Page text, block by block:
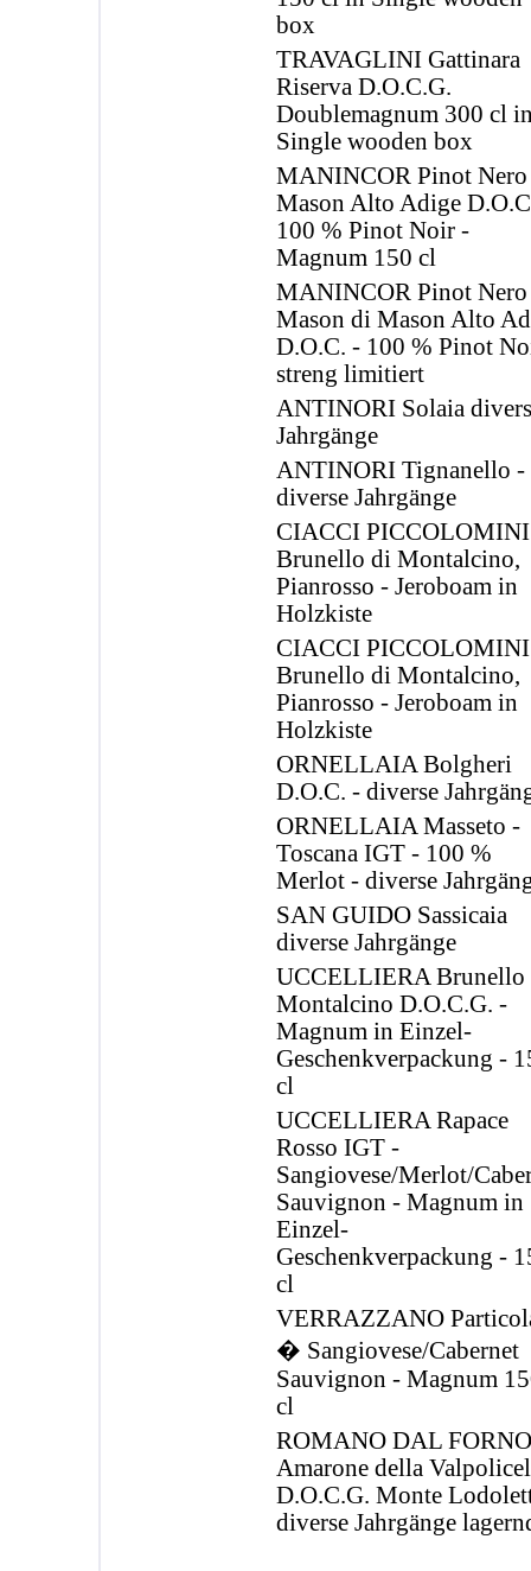
box
TRAVAGLINI Gattinara
Riserva D.O.C.G.
Doublemagnum 300 cl
Single wooden box
MANINCOR Pinot Nero
Mason Alto Adige
100 % Pinot Noir -
Magnum 150 cl
MANINCOR Pinot Nero
Mason di Mason Alto
D.O.C. - 100 % Pinot
streng limitiert
ANTINORI Solaia
Jahrgänge
ANTINORI Tignanello -
diverse Jahrgänge
CIACCI PICCOLOMINI
Brunello di Montalcino,
Pianrosso - Jeroboam in
Holzkiste
CIACCI PICCOLOMINI
Brunello di Montalcino,
Pianrosso - Jeroboam in
Holzkiste
ORNELLAIA Bolgheri
D.O.C. - diverse
ORNELLAIA Masseto -
Toscana IGT - 100 %
Merlot - diverse
SAN GUIDO Sassicaia
diverse Jahrgänge
UCCELLIERA Brunello
Montalcino D.O.C.G. -
Magnum in Einzel-
Geschenkverpackung -
cl
UCCELLIERA Rapace
Rosso IGT -
Sangiovese/Merlot/
Sauvignon - Magnum in
Einzel-
Geschenkverpackung -
cl
VERRAZZANO
� Sangiovese/Cabernet
Sauvignon - Magnum
cl
ROMANO DAL FORNO
Amarone della
D.O.C.G. Monte
diverse Jahrgänge